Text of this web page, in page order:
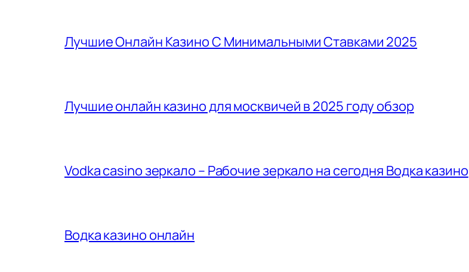
Лучшие Онлайн Казино С Минимальными Ставками 2025
Лучшие онлайн казино для москвичей в 2025 году обзор
Vodka casino зеркало – Рабочие зеркало на сегодня Водка казино
Водка казино онлайн